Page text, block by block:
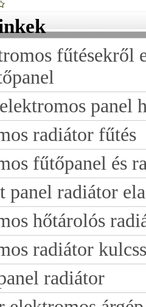
fűtésekről
panel
radiátor fűtés
fűtőpanel és
panel radiátor
hőtárolós
radiátor
radiátor